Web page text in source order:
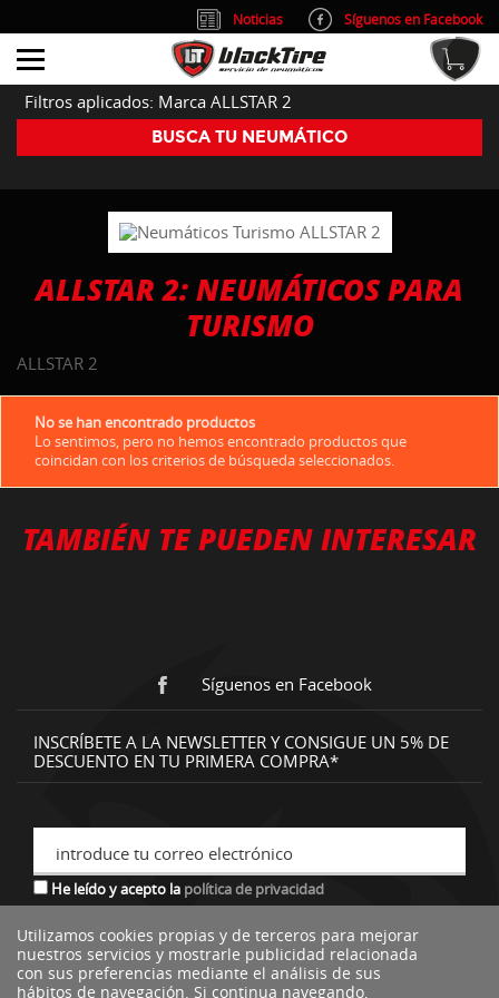
Filtros aplicados: Marca ALLSTAR 2
BUSCA TU NEUMÁTICO
ALLSTAR 2: NEUMÁTICOS PARA
TURISMO
ALLSTAR 2
No se han encontrado productos
Lo sentimos, pero no hemos encontrado productos que
coincidan con los criterios de búsqueda seleccionados.
TAMBIÉN TE PUEDEN INTERESAR
Síguenos en Facebook
INSCRÍBETE A LA NEWSLETTER Y CONSIGUE UN 5% DE
DESCUENTO EN TU PRIMERA COMPRA*
introduce tu correo electrónico
He leído y acepto la política de privacidad
*descuento no acumulable a otras ofertas o promociones.
Utilizamos cookies propias y de terceros para mejorar
nuestros servicios y mostrarle publicidad relacionada
con sus preferencias mediante el análisis de sus
hábitos de navegación. Si continua navegando,
Noticias
Síguenos en Facebook
info@blacktire.es
914 353 309
Atención al cliente: L/V 9:00-14:00 y 15:00-19:00